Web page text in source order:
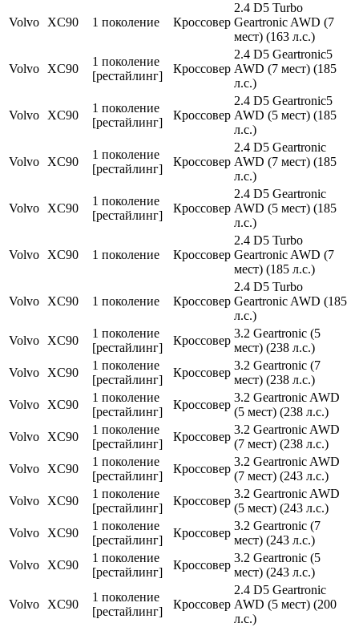
Volvo XC90 1 поколение Кроссовер
2.4 D5 Turbo
Geartronic AWD (7
мест) (163 л.с.)
Volvo XC90
1 поколение
[рестайлинг]
Кроссовер
2.4 D5 Geartronic5
AWD (7 мест) (185
л.с.)
Volvo XC90
1 поколение
[рестайлинг]
Кроссовер
2.4 D5 Geartronic5
AWD (5 мест) (185
л.с.)
Volvo XC90
1 поколение
[рестайлинг]
Кроссовер
2.4 D5 Geartronic
AWD (7 мест) (185
л.с.)
Volvo XC90
1 поколение
[рестайлинг]
Кроссовер
2.4 D5 Geartronic
AWD (5 мест) (185
л.с.)
Volvo XC90 1 поколение Кроссовер
2.4 D5 Turbo
Geartronic AWD (7
мест) (185 л.с.)
Volvo XC90 1 поколение Кроссовер
2.4 D5 Turbo
Geartronic AWD (185
л.с.)
Volvo
XC90
1 поколение
[рестайлинг]
Кроссовер
3.2 Geartronic (5
мест) (238 л.с.)
Volvo
XC90
1 поколение
[рестайлинг]
Кроссовер
3.2 Geartronic (7
мест) (238 л.с.)
Volvo
XC90
1 поколение
[рестайлинг]
Кроссовер
3.2 Geartronic AWD
(5 мест) (238 л.с.)
Volvo
XC90
1 поколение
[рестайлинг]
Кроссовер
3.2 Geartronic AWD
(7 мест) (238 л.с.)
Volvo
XC90
1 поколение
[рестайлинг]
Кроссовер
3.2 Geartronic AWD
(7 мест) (243 л.с.)
Volvo
XC90
1 поколение
[рестайлинг]
Кроссовер
3.2 Geartronic AWD
(5 мест) (243 л.с.)
Volvo
XC90
1 поколение
[рестайлинг]
Кроссовер
3.2 Geartronic (7
мест) (243 л.с.)
Volvo
XC90
1 поколение
[рестайлинг]
Кроссовер
3.2 Geartronic (5
мест) (243 л.с.)
Volvo XC90
1 поколение
[рестайлинг]
Кроссовер
2.4 D5 Geartronic
AWD (5 мест) (200
л.с.)